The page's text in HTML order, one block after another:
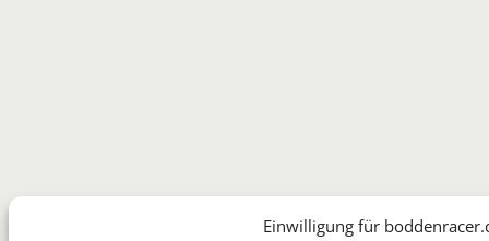
Einwilligung für